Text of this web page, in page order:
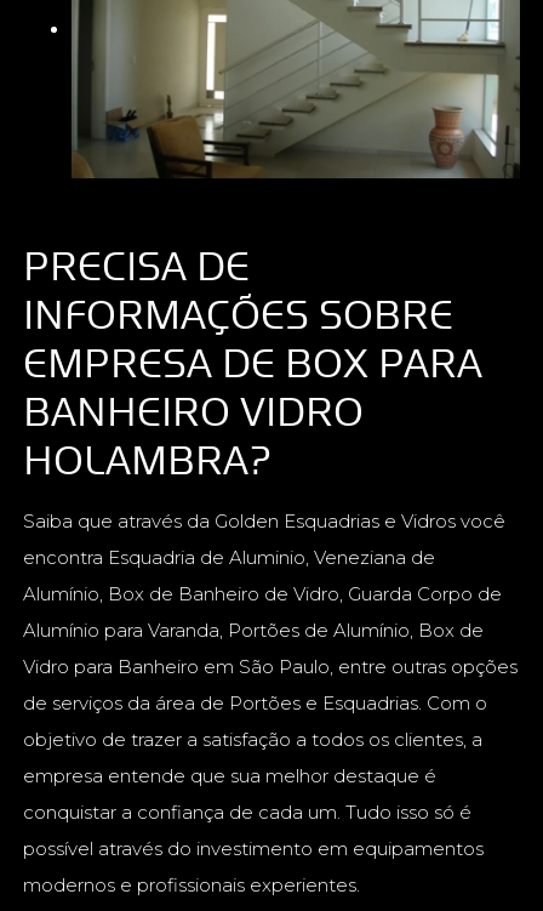
PRECISA DE
INFORMAÇÕES SOBRE
EMPRESA DE BOX PARA
BANHEIRO VIDRO
HOLAMBRA?
Saiba que através da Golden Esquadrias e Vidros você
encontra Esquadria de Aluminio, Veneziana de
Alumínio, Box de Banheiro de Vidro, Guarda Corpo de
Alumínio para Varanda, Portões de Alumínio, Box de
Vidro para Banheiro em São Paulo, entre outras opções
de serviços da área de Portões e Esquadrias. Com o
objetivo de trazer a satisfação a todos os clientes, a
empresa entende que sua melhor destaque é
conquistar a confiança de cada um. Tudo isso só é
possível através do investimento em equipamentos
modernos e profissionais experientes.